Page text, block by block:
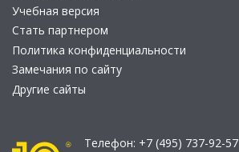
Учебная версия
Стать партнером
Политика конфиденциальности
Замечания по сайту
Другие сайты
Телефон: +7 (495) 737-92-57